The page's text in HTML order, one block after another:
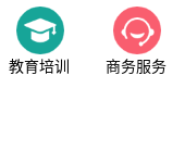
教育培训 商务服务